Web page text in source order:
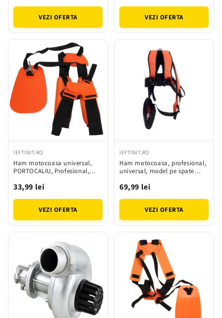
VEZI OFERTA VEZI OFERTA
IEFTINIT.RO
Ham motocoasa universal,
PORTOCALIU, Profesional,
33,99 lei
VEZI OFERTA
IEFTINIT.RO
Ham motocoasa, profesional,
universal, model pe spate
69,99 lei
VEZI OFERTA